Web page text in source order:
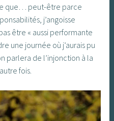
que… peut-être parce
j’angoisse
être « aussi performante
une journée où j’aurais pu
parlera de l’injonction à la
fois.